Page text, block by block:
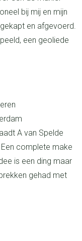
bij mij en mijn
en afgevoerd.
een geoliede
A van Spelde
complete make
is een ding maar
gehad met